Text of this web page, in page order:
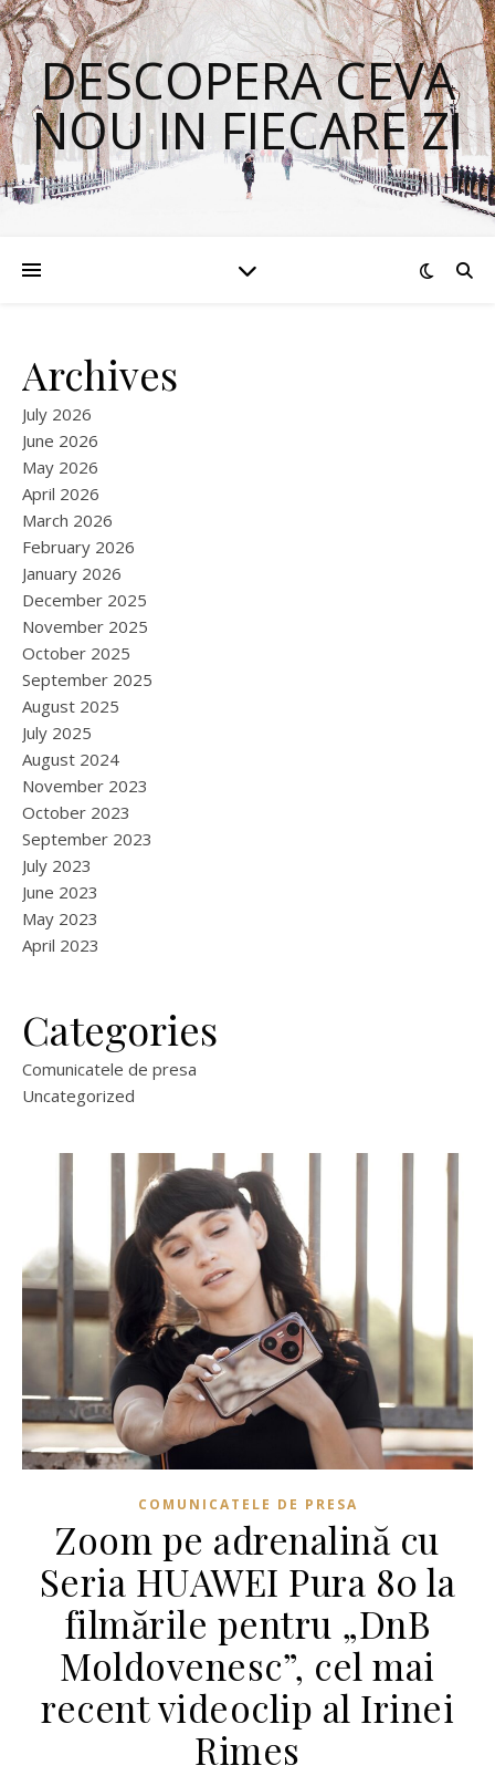
DESCOPERA CEVA
NOU IN FIECARE ZI
Archives
July 2026
June 2026
May 2026
April 2026
March 2026
February 2026
January 2026
December 2025
November 2025
October 2025
September 2025
August 2025
July 2025
August 2024
November 2023
October 2023
September 2023
July 2023
June 2023
May 2023
April 2023
Categories
Comunicatele de presa
Uncategorized
COMUNICATELE DE PRESA
Zoom pe adrenalină cu
Seria HUAWEI Pura 80 la
filmările pentru „DnB
Moldovenesc”, cel mai
recent videoclip al Irinei
Rimes